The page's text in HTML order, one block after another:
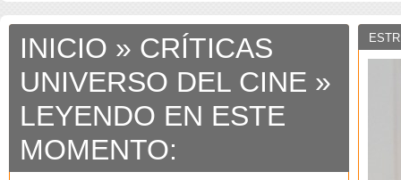
INICIO » CRÍTICAS
UNIVERSO DEL CINE »
LEYENDO EN ESTE
MOMENTO: